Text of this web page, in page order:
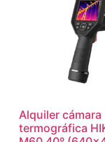
Alquiler cámara
termográfica